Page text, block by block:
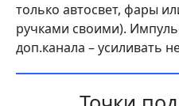
только автосвет, фары
ручками своими).
доп.канала – усиливать